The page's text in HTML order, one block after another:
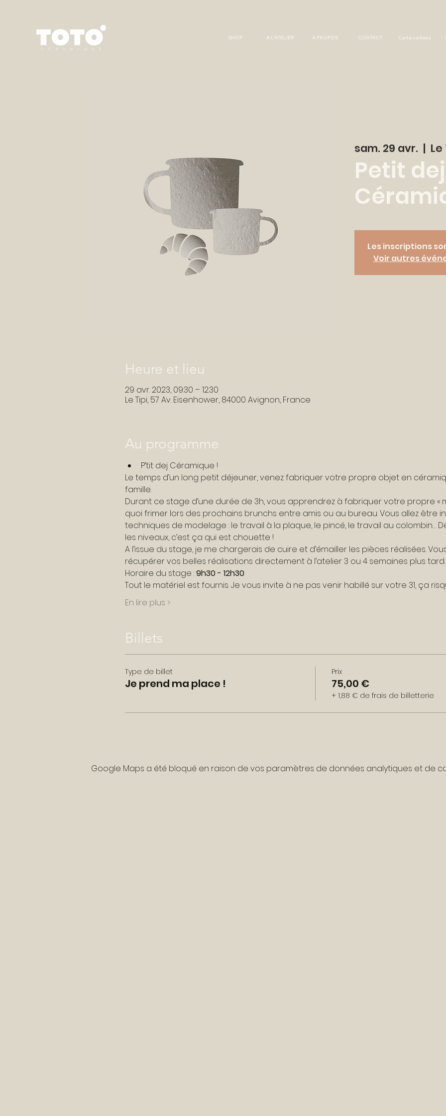
SHOP A L'ATELIER À PROPOS CONTACT Carte cadeau
sam. 29 avr.
  |
Le
Petit
Les inscriptions
Voir autres
Heure et lieu
29 avr. 2023, 09:30 – 12:30
Le Tipi, 57 Av. Eisenhower, 84000 Avignon, France
Au programme
P’tit dej Céramique !
Le temps d’un long petit déjeuner, venez fabriquer votre propre objet en
famille.
Durant ce stage d’une durée de 3h, vous apprendrez à fabriquer votre propre «
quoi frimer lors des prochains brunchs entre amis ou au bureau. Vous allez être
techniques de modelage : le travail à la plaque, le pincé, le travail au colombin…
les niveaux, c’est ça qui est chouette !
A l’issue du stage, je me chargerais de cuire et d’émailler les pièces réalisées.
récupérer vos belles réalisations directement à l’atelier 3 ou 4 semaines plus tard.
Horaire du stage : 9h30 - 12h30
Tout le matériel est fournis. Je vous invite à ne pas venir habillé sur votre 31, ça
En lire plus >
Billets
Type de billet
Je prend ma place !
Prix
75,00 €
+ 1,88 € de frais de billetterie
Google Maps a été bloqué en raison de vos paramètres de données analytiques et de